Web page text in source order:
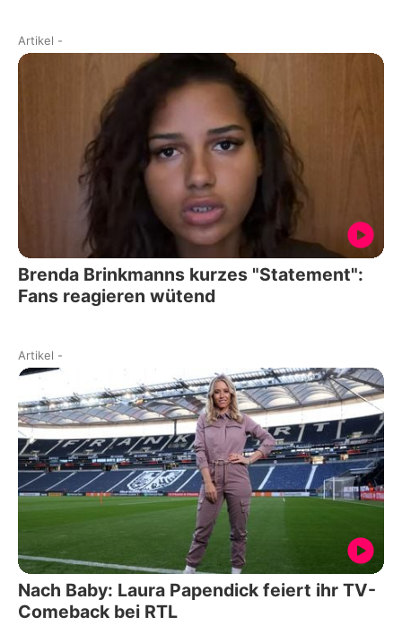
Artikel -
Brenda Brinkmanns kurzes "Statement":
Fans reagieren wütend
Artikel -
Nach Baby: Laura Papendick feiert ihr TV-
Comeback bei RTL